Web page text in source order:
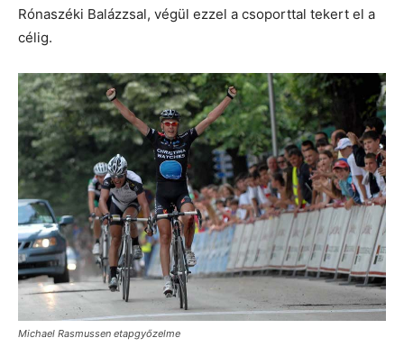
Rónaszéki Balázzsal, végül ezzel a csoporttal tekert el a
célig.
Michael Rasmussen etapgyőzelme